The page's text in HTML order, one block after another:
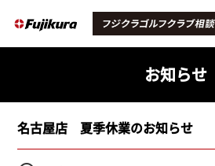
お知らせ
名古屋店 夏季休業のお知らせ